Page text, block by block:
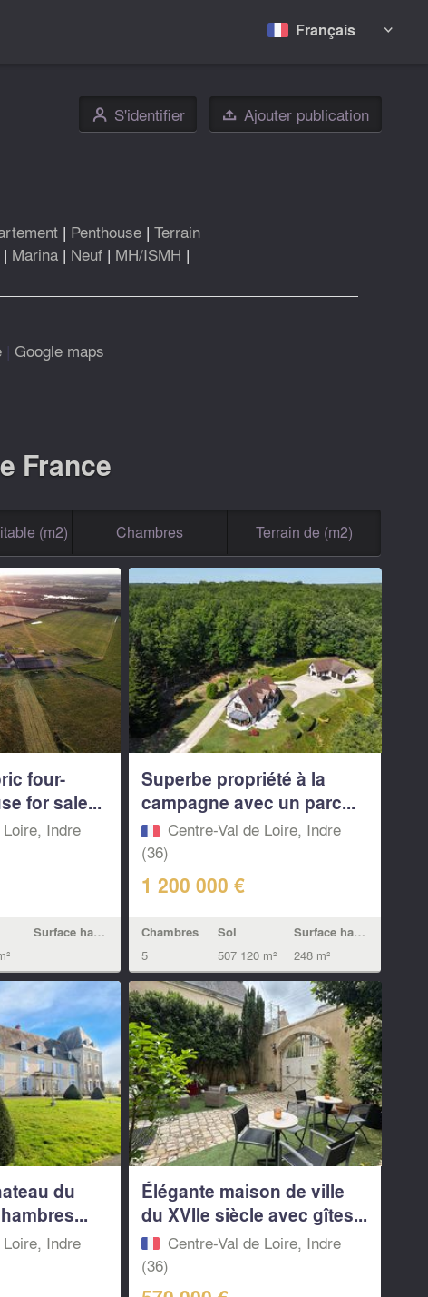
Français 
👤 S'identifier  Ajouter publication
| Penthouse | Terrain
| Marina | Neuf | MH/ISMH |
| Google maps
France
(m2) Chambres Terrain de (m2)
four-
for sale...
Indre
Surface habitable
Superbe propriété à la
campagne avec un parc...
Centre-Val de Loire, Indre
(36)
1 200 000 €
Chambres
5
Sol
507 120 m²
Surface habitable
248 m²
du
Indre
Élégante maison de ville
du XVIIe siècle avec gîtes...
Centre-Val de Loire, Indre
(36)